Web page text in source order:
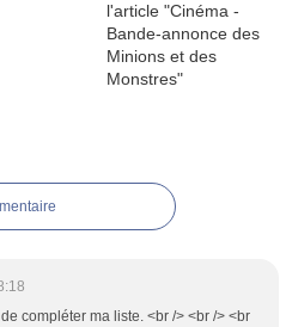
compléter ma liste. <br /> <br /> <br